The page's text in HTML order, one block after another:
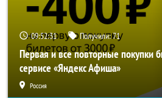
09:52:29 Получили:71
Первая и все повторные покупки
сервисе «Яндекс Афиша»
Россия